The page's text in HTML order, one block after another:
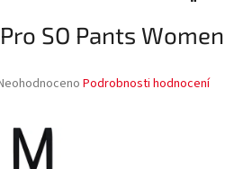
SO Pants Women
Podrobnosti hodnocení